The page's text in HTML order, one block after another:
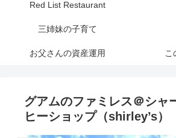
Red List Restaurant
三姉妹の子育て
お父さんの資産運用 こ
グアムのファミレス＠シャ
ヒーショップ（shirley’s）